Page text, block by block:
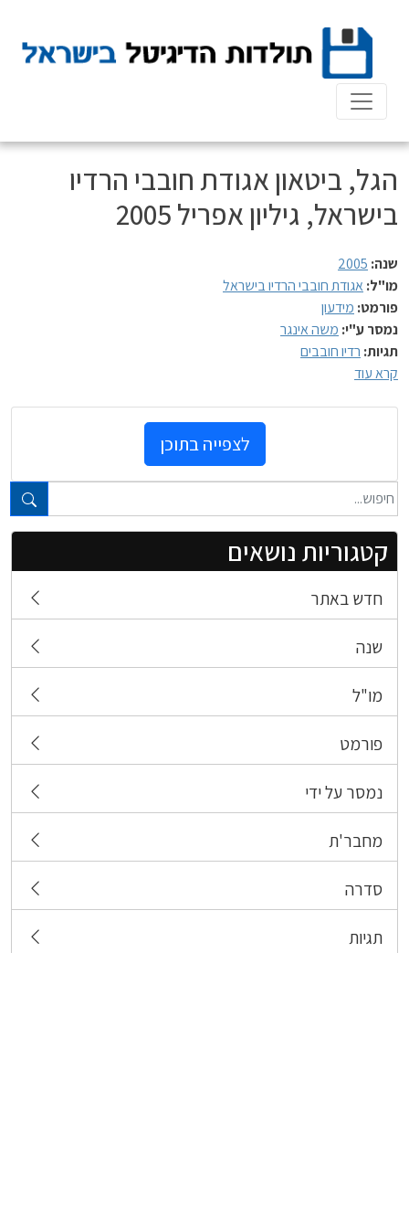
content
טקסט חופשי...
קטגוריות נושאים
חדש באתר
שנה
מו"ל
פורמט
נמסר על ידי
מחבר'ת
סדרה
תגיות
הגל, ביטאון אגודת חובבי הרדיו
בישראל, גיליון אפריל 2005
שנה: 2005
מו"ל: אגודת חובבי הרדיו בישראל
פורמט: מידעון
נמסר ע"י: משה אינגר
תגיות: רדיו חובבים
קרא עוד
לצפייה בתוכן